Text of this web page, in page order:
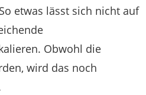
etwas lässt sich nicht auf
Obwohl die
wird das noch